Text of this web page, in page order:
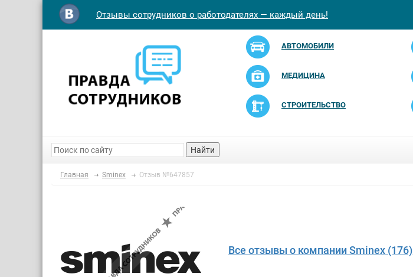
Отзывы сотрудников о работодателях — каждый день!
АВТОМОБИЛИ
МЕДИЦИНА
СТРОИТЕЛЬСТВО
Найти
Главная Sminex Отзыв №647857
Все отзывы о компании Sminex (176)